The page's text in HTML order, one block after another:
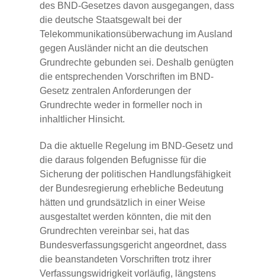
des BND-Gesetzes davon ausgegangen, dass
die deutsche Staatsgewalt bei der
Telekommunikationsüberwachung im Ausland
gegen Ausländer nicht an die deutschen
Grundrechte gebunden sei. Deshalb genügten
die entsprechenden Vorschriften im BND-
Gesetz zentralen Anforderungen der
Grundrechte weder in formeller noch in
inhaltlicher Hinsicht.
Da die aktuelle Regelung im BND-Gesetz und
die daraus folgenden Befugnisse für die
Sicherung der politischen Handlungsfähigkeit
der Bundesregierung erhebliche Bedeutung
hätten und grundsätzlich in einer Weise
ausgestaltet werden könnten, die mit den
Grundrechten vereinbar sei, hat das
Bundesverfassungsgericht angeordnet, dass
die beanstandeten Vorschriften trotz ihrer
Verfassungswidrigkeit vorläufig, längstens